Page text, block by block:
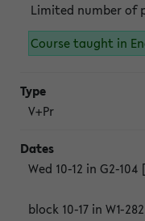
Limited number of
Course taught in
V+Pr
Wed 10-12 in G2-104
block 10-17 in W1-